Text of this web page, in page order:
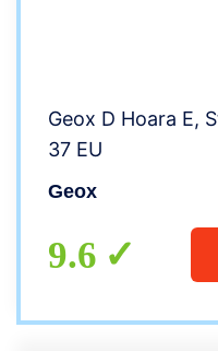
Geox D Hoara E,
37 EU
Geox
9.6